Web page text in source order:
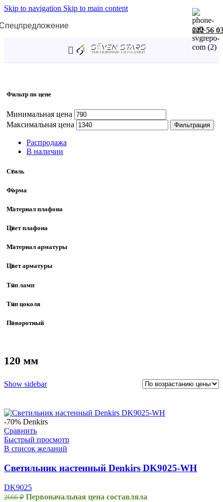
Skip to navigation Skip to main content
222 56
Товар Длина
Фильтр по цене
Минимальная цена
Максимальная цена
Фильтрация
Распродажа
В наличии
Стиль
Форма
Материал плафона
Цвет плафона
Материал арматуры
Цвет арматуры
Тип ламп
Тип цоколя
Поворотный
120 мм
Show sidebar
-70% Denkirs
Сравнить
Быстрый просмотр
В список желаний
Светильник настенный Denkirs DK9025-WH
DK9025
2666₽ Первоначальная цена составляла